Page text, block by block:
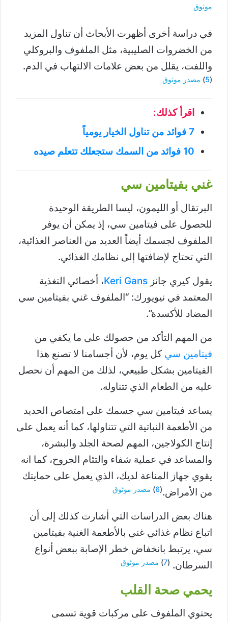
موثوق
في دراسة أخرى أظهرت الأبحاث أن تناول المزيد
من الخضروات الصليبية، مثل الملفوف والبروكلي
واللفت، يقلل من بعض علامات الالتهاب في الدم.
(
5
) مصدر موثوق
اقرأ كذلك:
7 فوائد من تناول الخيار يومياً
10 فوائد من السمك ستجعلك تتعلم صيده
غني بفيتامين سي
البرتقال أو الليمون، ليسا الطريقة الوحيدة
للحصول على فيتامين سي، إذ يمكن أن يوفر
الملفوف لجسمك أيضاً العديد من العناصر الغذائية،
التي تحتاج لإضافتها إلى نظامك الغذائي.
يقول كيري جانز Keri Gans، أخصائي التغذية
المعتمد في نيويورك: “الملفوف غني بفيتامين سي
المضاد للأكسدة”.
من المهم التأكد من حصولك على ما يكفي من
فيتامين سي كل يوم، لأن أجسامنا لا تصنع هذا
الفيتامين بشكل طبيعي، لذلك من المهم أن نحصل
عليه من الطعام الذي تتناوله.
يساعد فيتامين سي جسمك على امتصاص الحديد
من الأطعمة النباتية التي تتناولها، كما أنه يعمل على
إنتاج الكولاجين، المهم لصحة الجلد والبشرة،
والمساعد في عملية شفاء والتئام الجروح، كما انه
يقوي جهاز المناعة لديك، الذي يعمل على حمايتك
من الأمراض.(
6
) مصدر موثوق
هناك بعض الدراسات التي أشارت كذلك إلى أن
اتباع نظام غذائي غني بالأطعمة الغنية بفيتامين
سي، يرتبط بانخفاض خطر الإصابة ببعض أنواع
السرطان. (
7
) مصدر موثوق
يحمي صحة القلب
يحتوي الملفوف على مركبات قوية تسمى